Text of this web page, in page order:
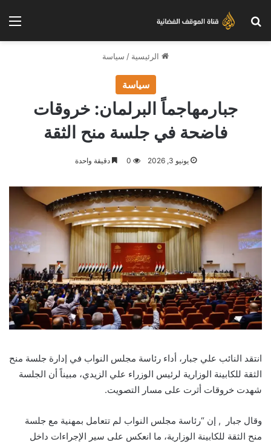
بحث عن
الرئيسية / سياسة
سياسة
جبارمهاجماً البرلمان: خروقات
فاضحة في جلسة منح الثقة
يونيو 3, 2026 0 دقيقة واحدة
انتقد النائب علي جبار، أداء رئاسة مجلس النواب في إدارة جلسة منح
الثقة للكابينة الوزارية لرئيس الوزراء علي الزيدي، مبيناً أن الجلسة
شهدت خروقات أثرت على مسار التصويت.
وقال جبار , إن “رئاسة مجلس النواب لم تتعامل بمهنية مع جلسة
منح الثقة للكابينة الوزارية، ما انعكس على سير الإجراءات داخل